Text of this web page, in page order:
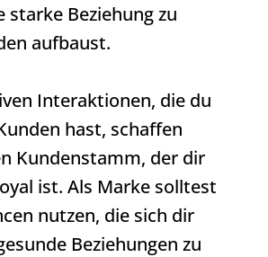
starke Beziehung zu
aufbaust.
Interaktionen, die du
hast, schaffen
Kundenstamm, der dir
ist. Als Marke solltest
nutzen, die sich dir
Beziehungen zu